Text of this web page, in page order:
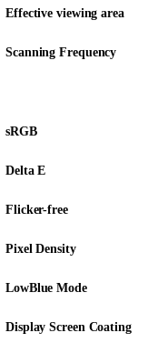
Effective viewing area
Scanning Frequency
sRGB
Delta E
Flicker-free
Pixel Density
LowBlue Mode
Display Screen Coating